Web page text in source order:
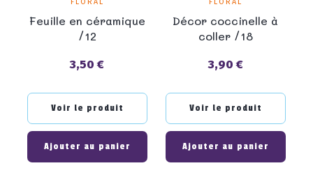
FLORAL
Feuille en céramique
/12
Prix
3,50 €
Voir le produit
Ajouter au panier
FLORAL
Décor coccinelle à
coller /18
Prix
3,90 €
Voir le produit
Ajouter au panier